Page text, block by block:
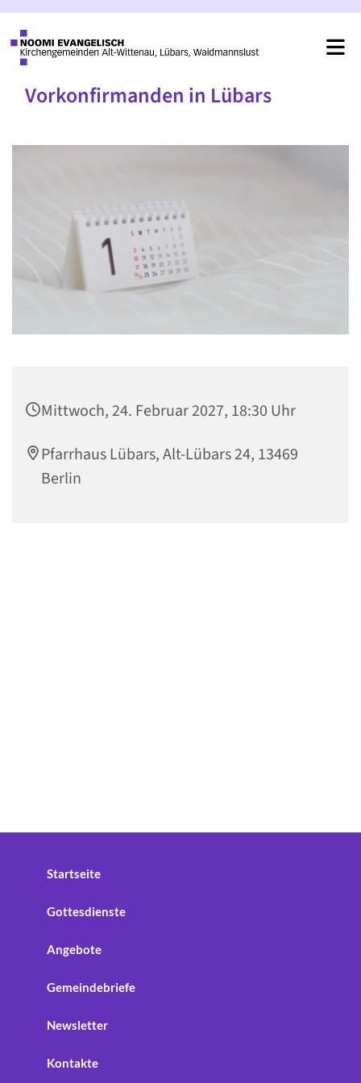
Vorkonfirmanden in Lübars
Mittwoch, 24. Februar 2027, 18:30 Uhr
Pfarrhaus Lübars, Alt-Lübars 24, 13469
Berlin
Startseite
Gottesdienste
Angebote
Gemeindebriefe
Newsletter
Kontakte